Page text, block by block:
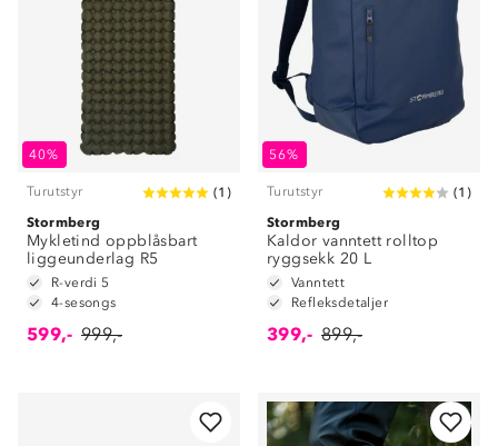
40%
Turutstyr (1 )
Stormberg
Mykletind oppblåsbart
liggeunderlag R5
R-verdi 5
4-sesongs
599,- 999,-
56%
Turutstyr (1 )
Stormberg
Kaldor vanntett rolltop
ryggsekk 20 L
Vanntett
Refleksdetaljer
399,- 899,-